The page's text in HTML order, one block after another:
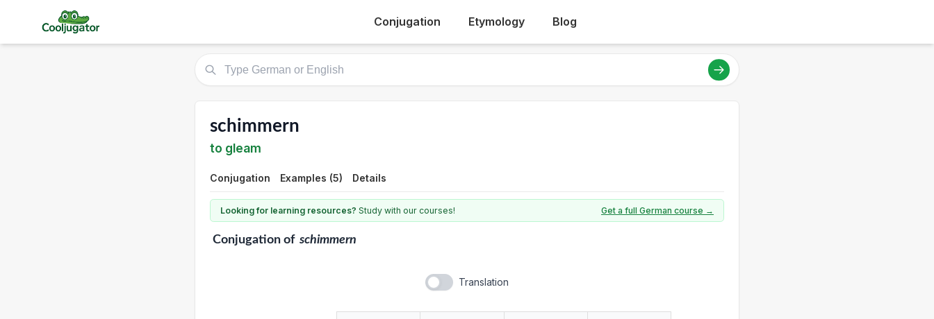
Conjugation Etymology Blog
schimmern
to gleam
Conjugation Examples (5) Details
Looking for learning resources? Study with our courses! Get a full German course →
Conjugationof schimmern
Translation